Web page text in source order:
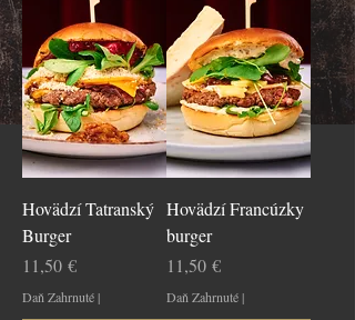
Hovädzí Tatranský
Burger
Cena
11,50 €
Daň Zahrnuté|
Hovädzí Francúzky
burger
Cena
11,50 €
Daň Zahrnuté|